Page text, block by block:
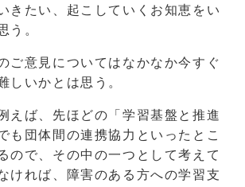
きたい、起こしていくお知恵をい
う。
ご意見についてはなかなか今すぐ
しいかとは思う。
えば、先ほどの「学習基盤と推進
も団体間の連携協力といったとこ
ので、その中の一つとして考えて
ければ、障害のある方への学習支